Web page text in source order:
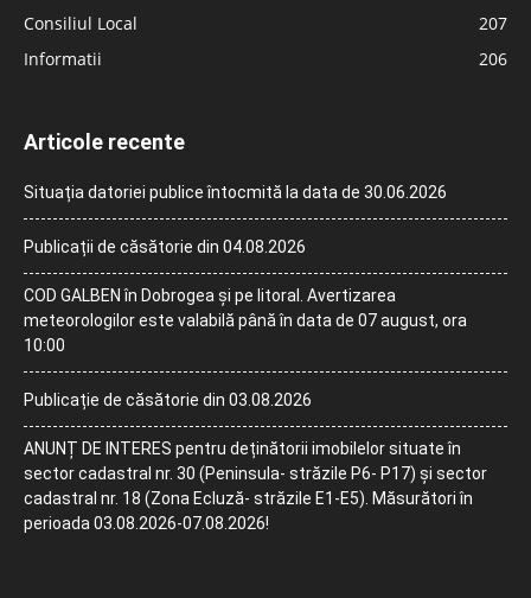
Consiliul Local
207
Informatii
206
Articole recente
Situația datoriei publice întocmită la data de 30.06.2026
Publicații de căsătorie din 04.08.2026
COD GALBEN în Dobrogea și pe litoral. Avertizarea
meteorologilor este valabilă până în data de 07 august, ora
10:00
Publicație de căsătorie din 03.08.2026
ANUNȚ DE INTERES pentru deținătorii imobilelor situate în
sector cadastral nr. 30 (Peninsula- străzile P6- P17) și sector
cadastral nr. 18 (Zona Ecluză- străzile E1-E5). Măsurători în
perioada 03.08.2026-07.08.2026!